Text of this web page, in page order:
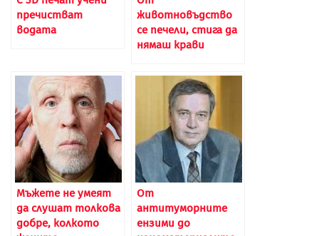
пречистват
водата
животновъдство
се печели, стига да
нямаш крави
Мъжете не умеят
да слушат толкова
добре, колкото
От
антитуморните
ензими до